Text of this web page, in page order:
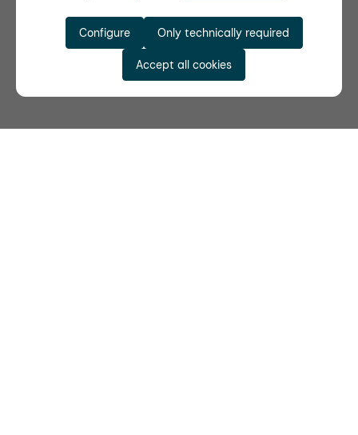
Only technically required
Configure
Accept all cookies